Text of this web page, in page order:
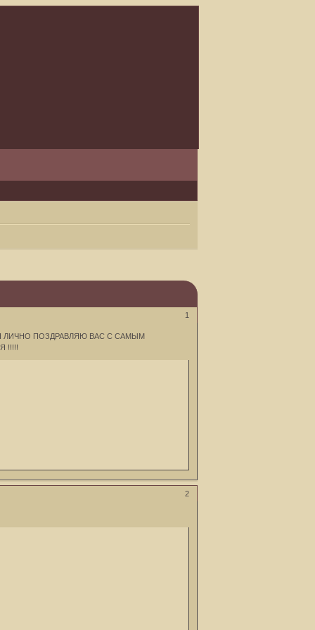
1
ЛИЧНО ПОЗДРАВЛЯЮ ВАС С САМЫМ
!!!!!
2